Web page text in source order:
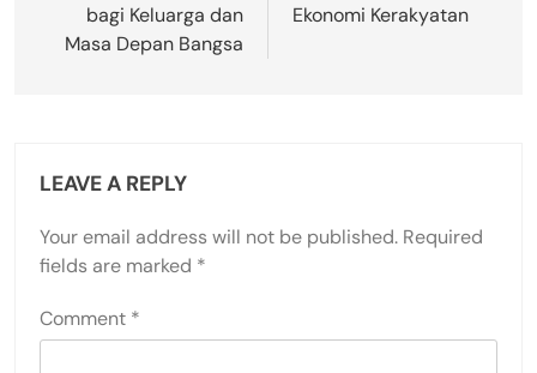
bagi Keluarga dan
Masa Depan Bangsa
Ekonomi Kerakyatan
LEAVE A REPLY
Your email address will not be published. Required
fields are marked *
Comment *